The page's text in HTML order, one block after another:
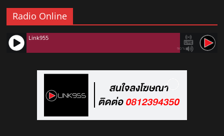
Radio Online
90%
Link955